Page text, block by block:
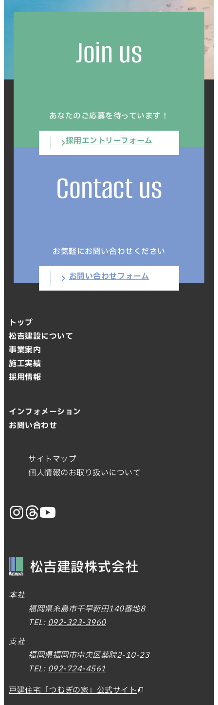
Join us
あなたのご応募を待っています！
採用エントリーフォーム
Contact us
お気軽にお問い合わせください
お問い合わせフォーム
トップ
松吉建設について
事業案内
施工実績
採用情報
インフォメーション
お問い合わせ
サイトマップ
個人情報のお取り扱いについて
本社
福岡県糸島市千早新田140番地8
TEL:092-323-3960
支社
福岡県福岡市中央区薬院2-10-23
TEL: 092-724-4561
戸建住宅「つむぎの家」公式サイト